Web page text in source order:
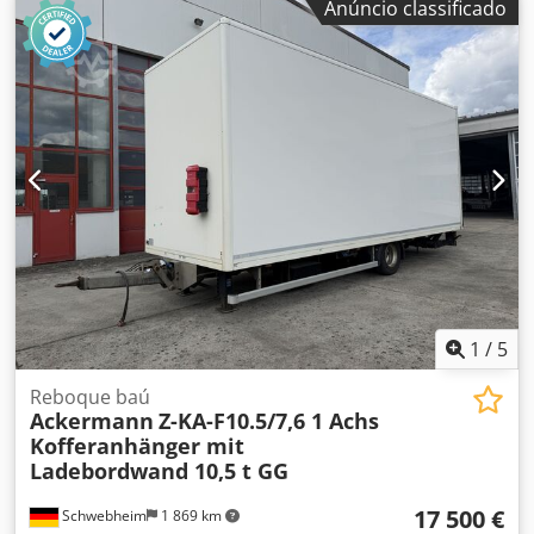
engrenagem:
, dimensão do pneu dianteiro:
235/75R17,5, tamanho do pneu traseiro:235/75R17,5,
cabina do condutor:
, classe de emissão:nenhum
Equipamento: ABS, travão de ar comprimido, 8 x fechos
de contentor, bolsas para estacas, argolas de amarração,
custo adicional para rampas: 1.500 €; veículo disponível
por encomenda do cliente. -- Erros tipográficos, omissões e
alterações reservadas, imagens de exemplo --, Mais dados
em: !, Mais detalhes: ! Dedsztfaaopfx Actjwa
Anúncio classificado
1 / 5
Schwebheim 1 869 km
Reboque baú
Ackermann Z-KA-F10.5/7,6 1 Achs
Kofferanhänger mit
Ladebordwand 10,5 t GG
17 500 €